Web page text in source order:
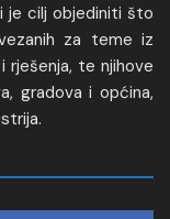
je cilj objediniti što
za teme iz
rješenja, te njihove
gradova i općina,